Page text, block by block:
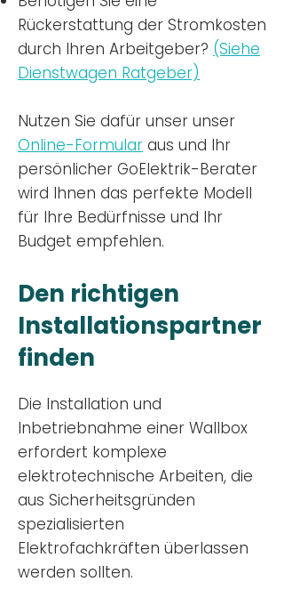
Rückerstattung der Stromkosten
durch Ihren Arbeitgeber? (Siehe
Dienstwagen Ratgeber)
Nutzen Sie dafür unser unser
Online-Formular aus und Ihr
persönlicher GoElektrik-Berater
wird Ihnen das perfekte Modell
für Ihre Bedürfnisse und Ihr
Budget empfehlen.
Den richtigen
Installationspartner
finden
Die Installation und
Inbetriebnahme einer Wallbox
erfordert komplexe
elektrotechnische Arbeiten, die
aus Sicherheitsgründen
spezialisierten
Elektrofachkräften überlassen
werden sollten.